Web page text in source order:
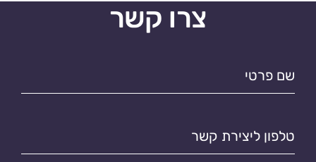
צרו קשר
פרטי*
ליצירת